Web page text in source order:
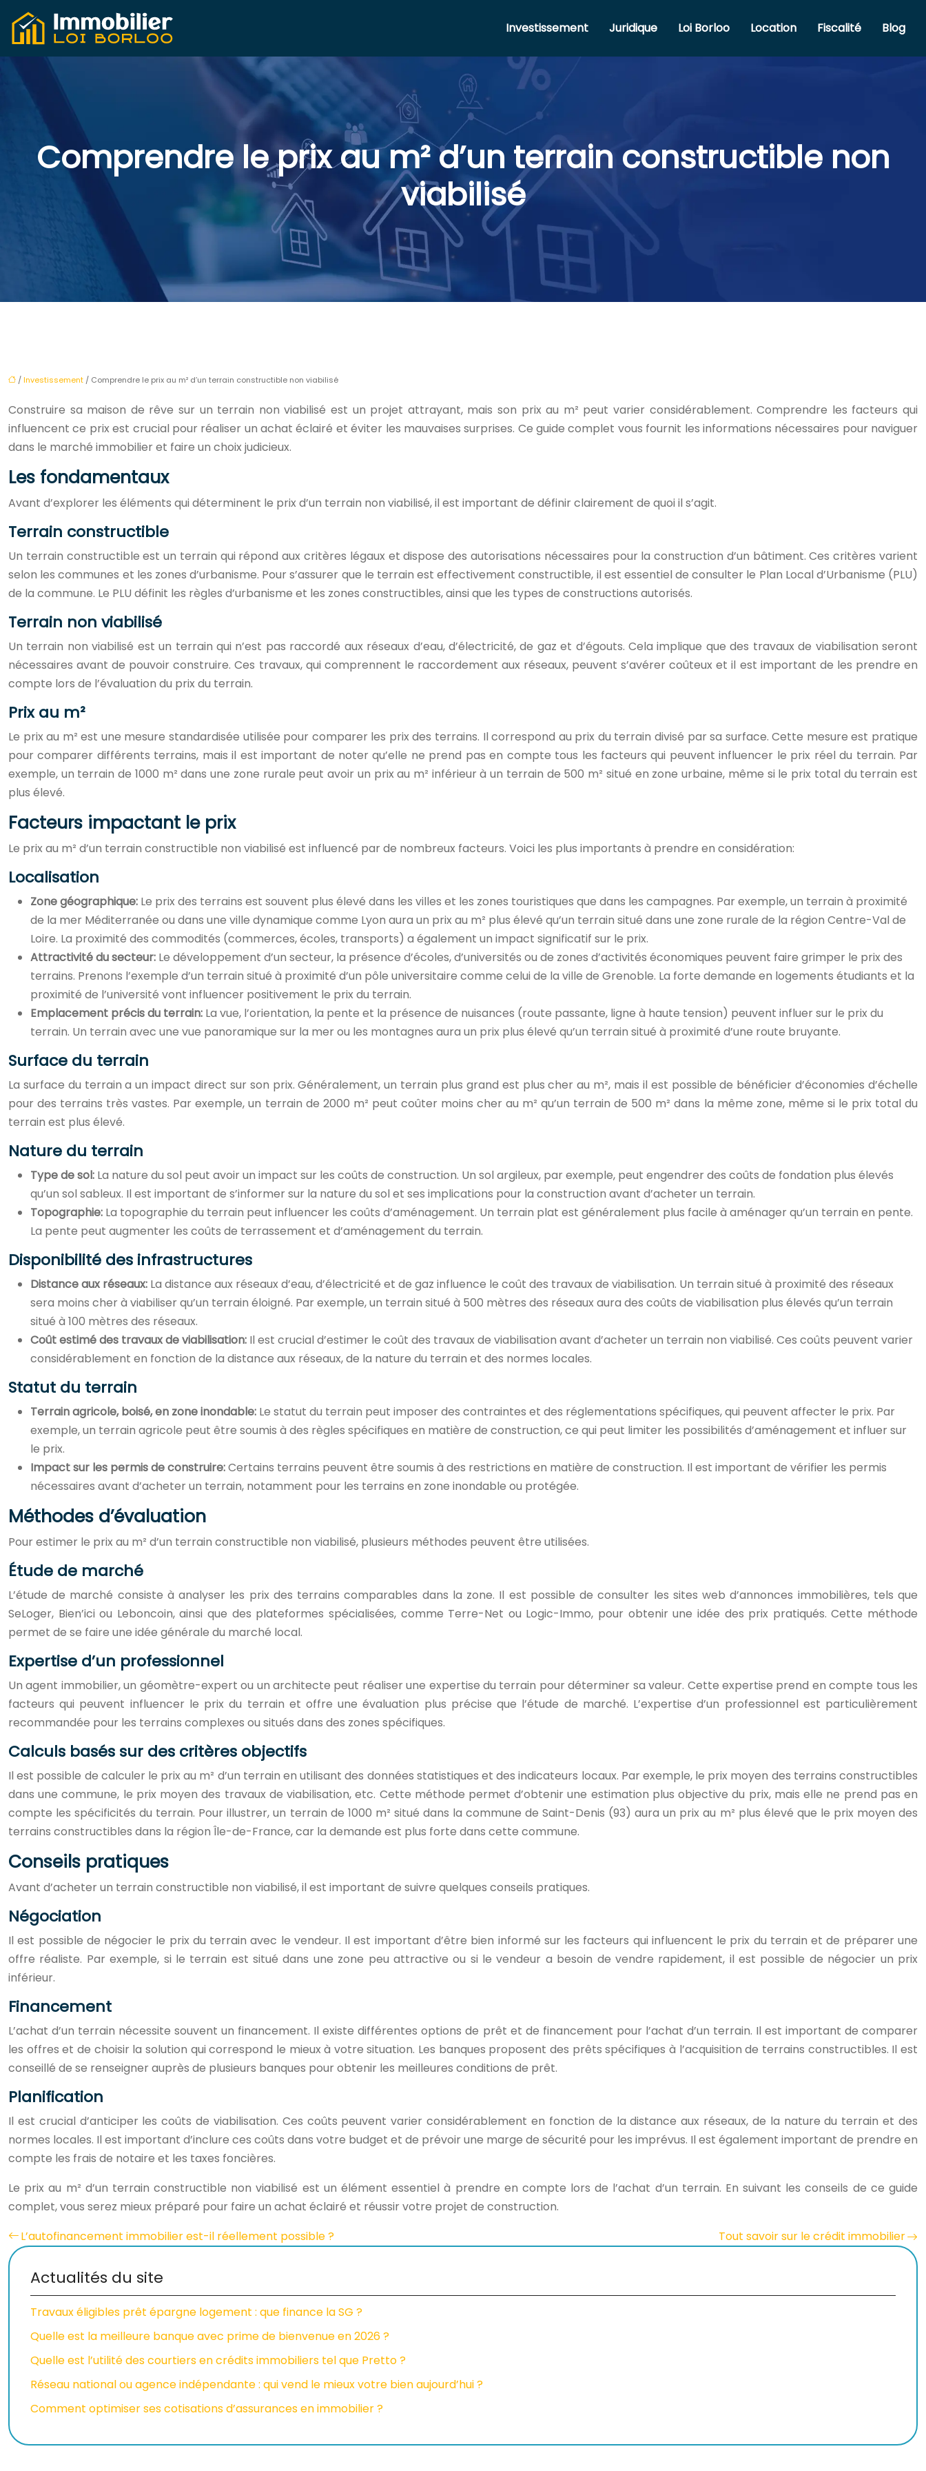
Investissement Juridique Loi Borloo Location Fiscalité Blog
Comprendre le prix au m² d’un terrain constructible non
viabilisé
/Investissement / Comprendre le prix au m² d’un terrain constructible non viabilisé
Construire sa maison de rêve sur un terrain non viabilisé est un projet attrayant, mais son prix au m² peut varier considérablement. Comprendre les facteurs qui
influencent ce prix est crucial pour réaliser un achat éclairé et éviter les mauvaises surprises. Ce guide complet vous fournit les informations nécessaires pour naviguer
dans le marché immobilier et faire un choix judicieux.
Les fondamentaux
Avant d’explorer les éléments qui déterminent le prix d’un terrain non viabilisé, il est important de définir clairement de quoi il s’agit.
Terrain constructible
Un terrain constructible est un terrain qui répond aux critères légaux et dispose des autorisations nécessaires pour la construction d’un bâtiment. Ces critères varient
selon les communes et les zones d’urbanisme. Pour s’assurer que le terrain est effectivement constructible, il est essentiel de consulter le Plan Local d’Urbanisme (PLU)
de la commune. Le PLU définit les règles d’urbanisme et les zones constructibles, ainsi que les types de constructions autorisés.
Terrain non viabilisé
Un terrain non viabilisé est un terrain qui n’est pas raccordé aux réseaux d’eau, d’électricité, de gaz et d’égouts. Cela implique que des travaux de viabilisation seront
nécessaires avant de pouvoir construire. Ces travaux, qui comprennent le raccordement aux réseaux, peuvent s’avérer coûteux et il est important de les prendre en
compte lors de l’évaluation du prix du terrain.
Prix au m²
Le prix au m² est une mesure standardisée utilisée pour comparer les prix des terrains. Il correspond au prix du terrain divisé par sa surface. Cette mesure est pratique
pour comparer différents terrains, mais il est important de noter qu’elle ne prend pas en compte tous les facteurs qui peuvent influencer le prix réel du terrain. Par
exemple, un terrain de 1000 m² dans une zone rurale peut avoir un prix au m² inférieur à un terrain de 500 m² situé en zone urbaine, même si le prix total du terrain est
plus élevé.
Facteurs impactant le prix
Le prix au m² d’un terrain constructible non viabilisé est influencé par de nombreux facteurs. Voici les plus importants à prendre en considération:
Localisation
Zone géographique: Le prix des terrains est souvent plus élevé dans les villes et les zones touristiques que dans les campagnes. Par exemple, un terrain à proximité
de la mer Méditerranée ou dans une ville dynamique comme Lyon aura un prix au m² plus élevé qu’un terrain situé dans une zone rurale de la région Centre-Val de
Loire. La proximité des commodités (commerces, écoles, transports) a également un impact significatif sur le prix.
Attractivité du secteur: Le développement d’un secteur, la présence d’écoles, d’universités ou de zones d’activités économiques peuvent faire grimper le prix des
terrains. Prenons l’exemple d’un terrain situé à proximité d’un pôle universitaire comme celui de la ville de Grenoble. La forte demande en logements étudiants et la
proximité de l’université vont influencer positivement le prix du terrain.
Emplacement précis du terrain: La vue, l’orientation, la pente et la présence de nuisances (route passante, ligne à haute tension) peuvent influer sur le prix du
terrain. Un terrain avec une vue panoramique sur la mer ou les montagnes aura un prix plus élevé qu’un terrain situé à proximité d’une route bruyante.
Surface du terrain
La surface du terrain a un impact direct sur son prix. Généralement, un terrain plus grand est plus cher au m², mais il est possible de bénéficier d’économies d’échelle
pour des terrains très vastes. Par exemple, un terrain de 2000 m² peut coûter moins cher au m² qu’un terrain de 500 m² dans la même zone, même si le prix total du
terrain est plus élevé.
Nature du terrain
Type de sol: La nature du sol peut avoir un impact sur les coûts de construction. Un sol argileux, par exemple, peut engendrer des coûts de fondation plus élevés
qu’un sol sableux. Il est important de s’informer sur la nature du sol et ses implications pour la construction avant d’acheter un terrain.
Topographie: La topographie du terrain peut influencer les coûts d’aménagement. Un terrain plat est généralement plus facile à aménager qu’un terrain en pente.
La pente peut augmenter les coûts de terrassement et d’aménagement du terrain.
Disponibilité des infrastructures
Distance aux réseaux: La distance aux réseaux d’eau, d’électricité et de gaz influence le coût des travaux de viabilisation. Un terrain situé à proximité des réseaux
sera moins cher à viabiliser qu’un terrain éloigné. Par exemple, un terrain situé à 500 mètres des réseaux aura des coûts de viabilisation plus élevés qu’un terrain
situé à 100 mètres des réseaux.
Coût estimé des travaux de viabilisation: Il est crucial d’estimer le coût des travaux de viabilisation avant d’acheter un terrain non viabilisé. Ces coûts peuvent varier
considérablement en fonction de la distance aux réseaux, de la nature du terrain et des normes locales.
Statut du terrain
Terrain agricole, boisé, en zone inondable: Le statut du terrain peut imposer des contraintes et des réglementations spécifiques, qui peuvent affecter le prix. Par
exemple, un terrain agricole peut être soumis à des règles spécifiques en matière de construction, ce qui peut limiter les possibilités d’aménagement et influer sur
le prix.
Impact sur les permis de construire:Certains terrains peuvent être soumis à des restrictions en matière de construction. Il est important de vérifier les permis
nécessaires avant d’acheter un terrain, notamment pour les terrains en zone inondable ou protégée.
Méthodes d’évaluation
Pour estimer le prix au m² d’un terrain constructible non viabilisé, plusieurs méthodes peuvent être utilisées.
Étude de marché
L’étude de marché consiste à analyser les prix des terrains comparables dans la zone. Il est possible de consulter les sites web d’annonces immobilières, tels que
SeLoger, Bien’ici ou Leboncoin, ainsi que des plateformes spécialisées, comme Terre-Net ou Logic-Immo, pour obtenir une idée des prix pratiqués. Cette méthode
permet de se faire une idée générale du marché local.
Expertise d’un professionnel
Un agent immobilier, un géomètre-expert ou un architecte peut réaliser une expertise du terrain pour déterminer sa valeur. Cette expertise prend en compte tous les
facteurs qui peuvent influencer le prix du terrain et offre une évaluation plus précise que l’étude de marché. L’expertise d’un professionnel est particulièrement
recommandée pour les terrains complexes ou situés dans des zones spécifiques.
Calculs basés sur des critères objectifs
Il est possible de calculer le prix au m² d’un terrain en utilisant des données statistiques et des indicateurs locaux. Par exemple, le prix moyen des terrains constructibles
dans une commune, le prix moyen des travaux de viabilisation, etc. Cette méthode permet d’obtenir une estimation plus objective du prix, mais elle ne prend pas en
compte les spécificités du terrain. Pour illustrer, un terrain de 1000 m² situé dans la commune de Saint-Denis (93) aura un prix au m² plus élevé que le prix moyen des
terrains constructibles dans la région Île-de-France, car la demande est plus forte dans cette commune.
Conseils pratiques
Avant d’acheter un terrain constructible non viabilisé, il est important de suivre quelques conseils pratiques.
Négociation
Il est possible de négocier le prix du terrain avec le vendeur. Il est important d’être bien informé sur les facteurs qui influencent le prix du terrain et de préparer une
offre réaliste. Par exemple, si le terrain est situé dans une zone peu attractive ou si le vendeur a besoin de vendre rapidement, il est possible de négocier un prix
inférieur.
Financement
L’achat d’un terrain nécessite souvent un financement. Il existe différentes options de prêt et de financement pour l’achat d’un terrain. Il est important de comparer
les offres et de choisir la solution qui correspond le mieux à votre situation. Les banques proposent des prêts spécifiques à l’acquisition de terrains constructibles. Il est
conseillé de se renseigner auprès de plusieurs banques pour obtenir les meilleures conditions de prêt.
Planification
Il est crucial d’anticiper les coûts de viabilisation. Ces coûts peuvent varier considérablement en fonction de la distance aux réseaux, de la nature du terrain et des
normes locales. Il est important d’inclure ces coûts dans votre budget et de prévoir une marge de sécurité pour les imprévus. Il est également important de prendre en
compte les frais de notaire et les taxes foncières.
Le prix au m² d’un terrain constructible non viabilisé est un élément essentiel à prendre en compte lors de l’achat d’un terrain. En suivant les conseils de ce guide
complet, vous serez mieux préparé pour faire un achat éclairé et réussir votre projet de construction.
L’autofinancement immobilier est-il réellement possible ?
Tout savoir sur le crédit immobilier
Actualités du site
Travaux éligibles prêt épargne logement : que finance la SG ?
Quelle est la meilleure banque avec prime de bienvenue en 2026 ?
Quelle est l’utilité des courtiers en crédits immobiliers tel que Pretto ?
Réseau national ou agence indépendante : qui vend le mieux votre bien aujourd’hui ?
Comment optimiser ses cotisations d’assurances en immobilier ?